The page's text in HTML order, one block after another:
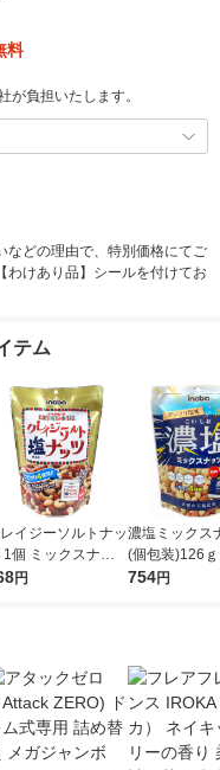
料
が負担いたします。
などの理由で、特別価格にてご
わけあり品】シールを付けてお
テム
イジーソルトナッ
1個 ミックスナッ
個包装 手配り
円
濃塩ミックス
(個包装)126
ックスナッ
754円